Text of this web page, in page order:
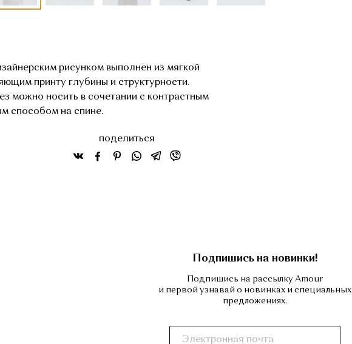
рисунком выполнен из мягкой
принту глубины и структурности.
можно носить в сочетании с контрастным
способом на спине.
поделиться
Подпишись на новинки!
Подпишись на рассылку Amour
и первой узнавай о новинках и специальных
предложениях.